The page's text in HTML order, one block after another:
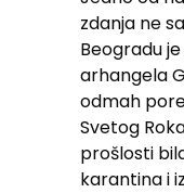
zdanja ne
Beogradu
arhangela
odmah
Svetog
prošlosti
karantina i